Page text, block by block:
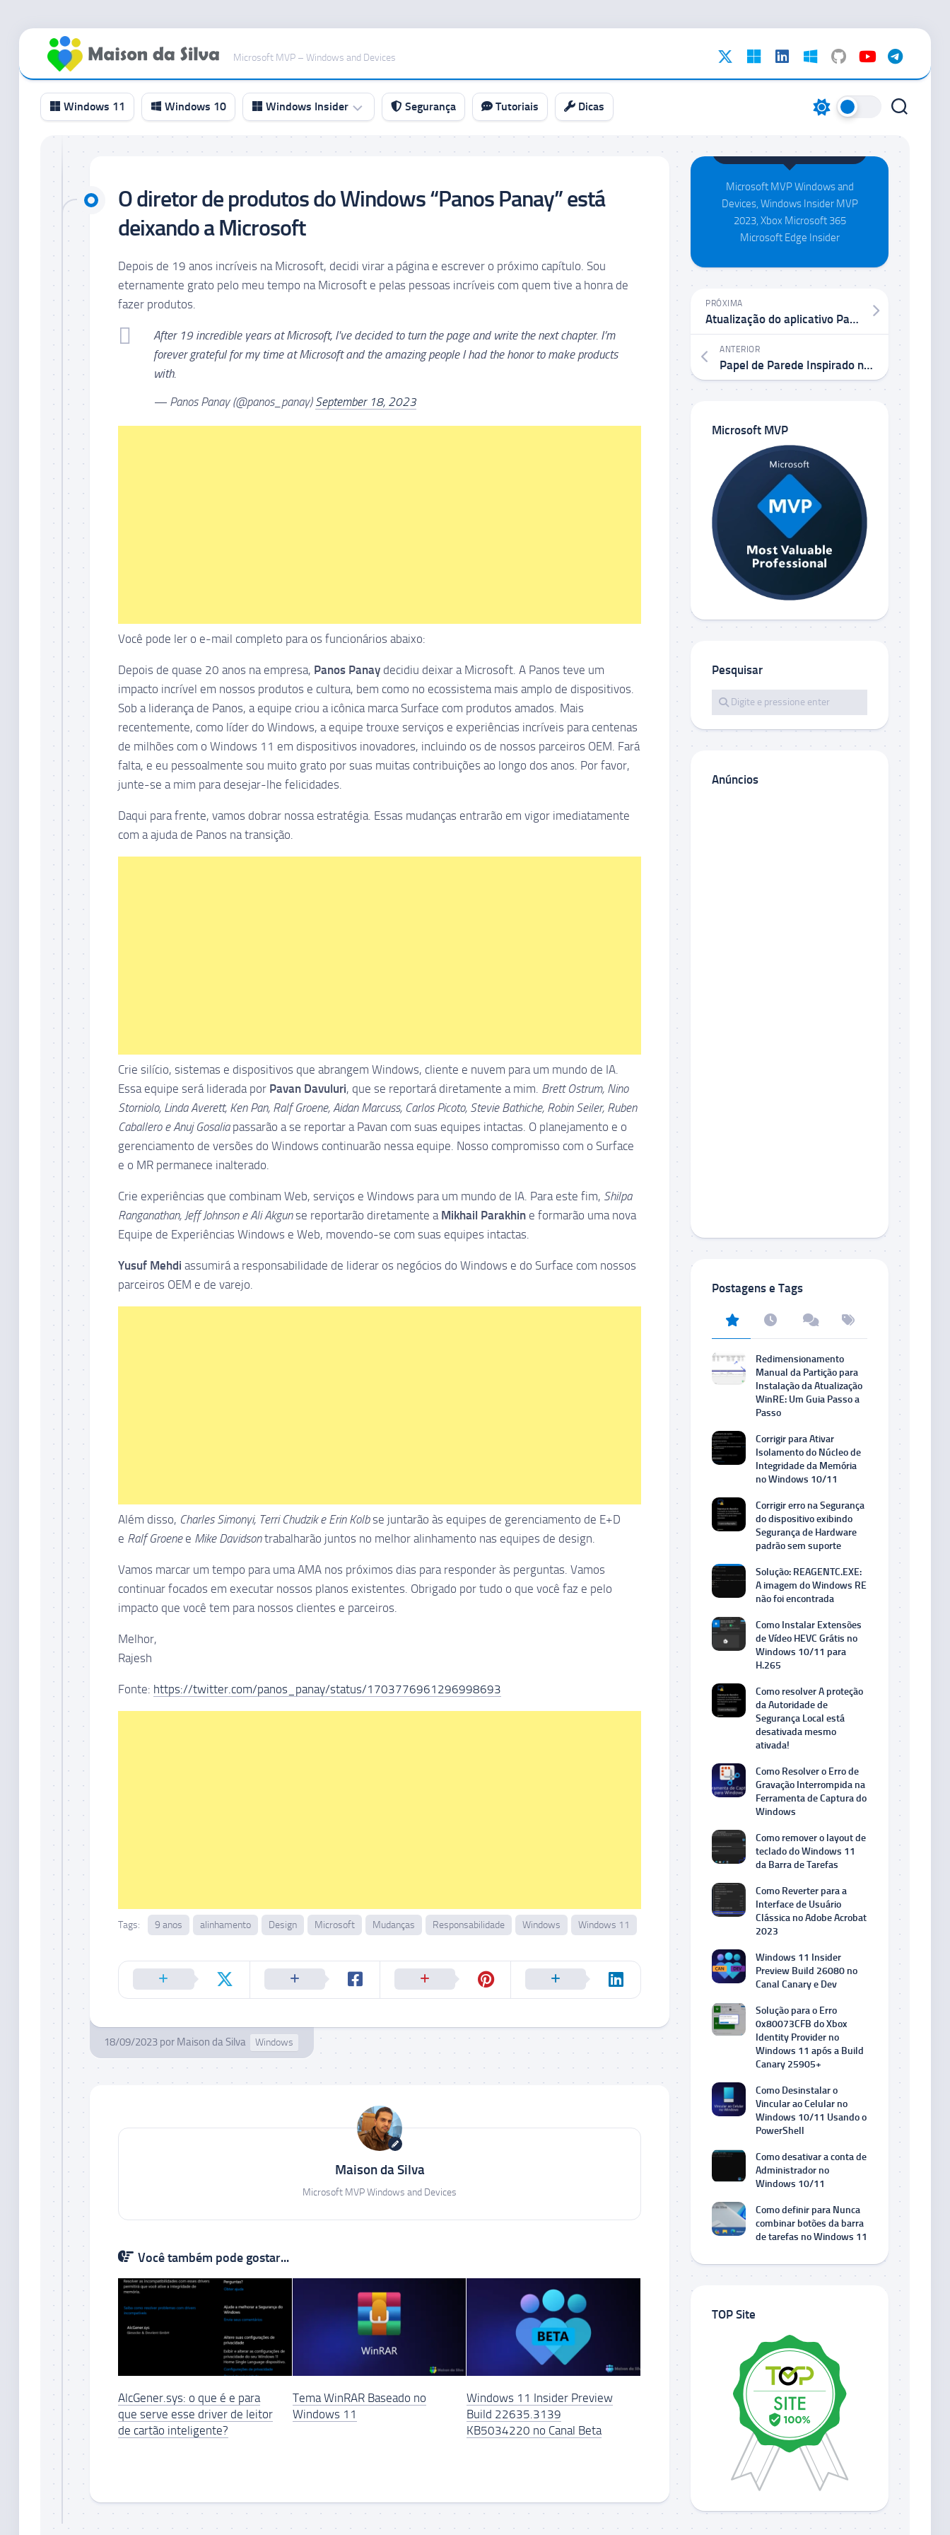
conteúdo
Microsoft MVP – Windows and Devices
Windows 11 Windows 10 Windows Insider
Canal
Canal
Canary
Segurança Tutoriais Dicas
O diretor de produtos do Windows “Panos Panay” está
deixando a Microsoft
Depois de 19 anos incríveis na Microsoft, decidi virar a página e escrever o próximo capítulo. Sou
eternamente grato pelo meu tempo na Microsoft e pelas pessoas incríveis com quem tive a honra de
fazer produtos.
After 19 incredible years at Microsoft, I've decided to turn the page and write the next chapter. I’m
forever grateful for my time at Microsoft and the amazing people I had the honor to make products
with.
— Panos Panay (@panos_panay) September 18, 2023
Você pode ler o e-mail completo para os funcionários abaixo:
Depois de quase 20 anos na empresa, Panos Panay decidiu deixar a Microsoft. A Panos teve um
impacto incrível em nossos produtos e cultura, bem como no ecossistema mais amplo de dispositivos.
Sob a liderança de Panos, a equipe criou a icônica marca Surface com produtos amados. Mais
recentemente, como líder do Windows, a equipe trouxe serviços e experiências incríveis para centenas
de milhões com o Windows 11 em dispositivos inovadores, incluindo os de nossos parceiros OEM. Fará
falta, e eu pessoalmente sou muito grato por suas muitas contribuições ao longo dos anos. Por favor,
junte-se a mim para desejar-lhe felicidades.
Daqui para frente, vamos dobrar nossa estratégia. Essas mudanças entrarão em vigor imediatamente
com a ajuda de Panos na transição.
Crie silício, sistemas e dispositivos que abrangem Windows, cliente e nuvem para um mundo de IA.
Essa equipe será liderada por Pavan Davuluri, que se reportará diretamente a mim. Brett Ostrum, Nino
Storniolo, Linda Averett, Ken Pan, Ralf Groene, Aidan Marcuss, Carlos Picoto, Stevie Bathiche, Robin Seiler, Ruben
Caballero e Anuj Gosalia passarão a se reportar a Pavan com suas equipes intactas. O planejamento e o
gerenciamento de versões do Windows continuarão nessa equipe. Nosso compromisso com o Surface
e o MR permanece inalterado.
Crie experiências que combinam Web, serviços e Windows para um mundo de IA. Para este fim, Shilpa
Ranganathan, Jeff Johnson e Ali Akgunse reportarão diretamente a Mikhail Parakhin e formarão uma nova
Equipe de Experiências Windows e Web, movendo-se com suas equipes intactas.
Yusuf Mehdi assumirá a responsabilidade de liderar os negócios do Windows e do Surface com nossos
parceiros OEM e de varejo.
Além disso, Charles Simonyi, Terri Chudzik e Erin Kolbse juntarão às equipes de gerenciamento de E+D
e Ralf Groene e Mike Davidsontrabalharão juntos no melhor alinhamento nas equipes de design.
Vamos marcar um tempo para uma AMA nos próximos dias para responder às perguntas. Vamos
continuar focados em executar nossos planos existentes. Obrigado por tudo o que você faz e pelo
impacto que você tem para nossos clientes e parceiros.
Melhor,
Rajesh
Fonte: https://twitter.com/panos_panay/status/1703776961296998693
Tags: 9 anos alinhamento Design Microsoft Mudanças Responsabilidade Windows Windows 11
18/09/2023 por Maison da Silva Windows
Maison da Silva
Microsoft MVP Windows and Devices
Você também pode gostar...
AlcGener.sys: o que é e para
que serve esse driver de leitor
de cartão inteligente?
Tema WinRAR Baseado no
Windows 11
Windows 11 Insider Preview
Build 22635.3139
KB5034220 no Canal Beta
Maison da Silva
Microsoft MVP Windows and
Devices, Windows Insider MVP
2023, Xbox Microsoft 365
Microsoft Edge Insider
PRÓXIMA
Atualização do aplicativo Paint adicionando suporte para camadas e transparência começa a ser implementada para Windows Insiders
ANTERIOR
Papel de Parede Inspirado no “Bloom” do Windows 11: Cores Vibrantes em Modos Light e Dark
Microsoft MVP
Pesquisar
Anúncios
Postagens e Tags
Redimensionamento
Manual da Partição para
Instalação da Atualização
WinRE: Um Guia Passo a
Passo
Corrigir para Ativar
Isolamento do Núcleo de
Integridade da Memória
no Windows 10/11
Corrigir erro na Segurança
do dispositivo exibindo
Segurança de Hardware
padrão sem suporte
Solução: REAGENTC.EXE:
A imagem do Windows RE
não foi encontrada
Como Instalar Extensões
de Vídeo HEVC Grátis no
Windows 10/11 para
H.265
Como resolver A proteção
da Autoridade de
Segurança Local está
desativada mesmo
ativada!
Como Resolver o Erro de
Gravação Interrompida na
Ferramenta de Captura do
Windows
Como remover o layout de
teclado do Windows 11
da Barra de Tarefas
Como Reverter para a
Interface de Usuário
Clássica no Adobe Acrobat
2023
Windows 11 Insider
Preview Build 26080 no
Canal Canary e Dev
Solução para o Erro
0x80073CFB do Xbox
Identity Provider no
Windows 11 após a Build
Canary 25905+
Como Desinstalar o
Vincular ao Celular no
Windows 10/11 Usando o
PowerShell
Como desativar a conta de
Administrador no
Windows 10/11
Como definir para Nunca
combinar botões da barra
de tarefas no Windows 11
TOP Site